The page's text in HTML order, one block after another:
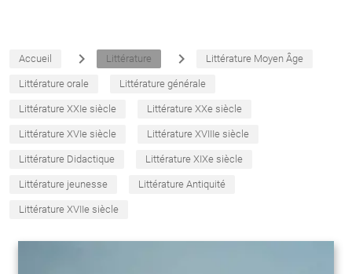
Accueil navigate_next Littérature navigate_next Littérature Moyen Âge
Littérature orale Littérature générale
Littérature XXIe siècle Littérature XXe siècle
Littérature XVIe siècle Littérature XVIIIe siècle
Littérature Didactique Littérature XIXe siècle
Littérature jeunesse Littérature Antiquité
Littérature XVIIe siècle